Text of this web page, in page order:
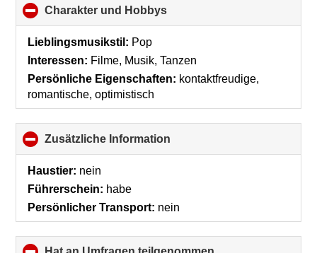
Charakter und Hobbys
to
Lieblingsmusikstil: Pop
Interessen: Filme, Musik, Tanzen
Persönliche Eigenschaften: kontaktfreudige,
romantische, optimistisch
Zusätzliche Information
to
Haustier: nein
Führerschein: habe
Persönlicher Transport: nein